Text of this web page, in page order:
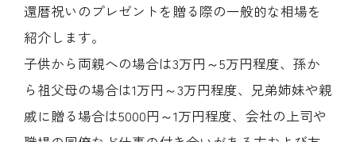
還暦祝いのプレゼントを贈る際の一般的な相場を
紹介します。
子供から両親への場合は3万円～5万円程度、孫か
ら祖父母の場合は1万円～3万円程度、兄弟姉妹や親
戚に贈る場合は5000円～1万円程度、会社の上司や